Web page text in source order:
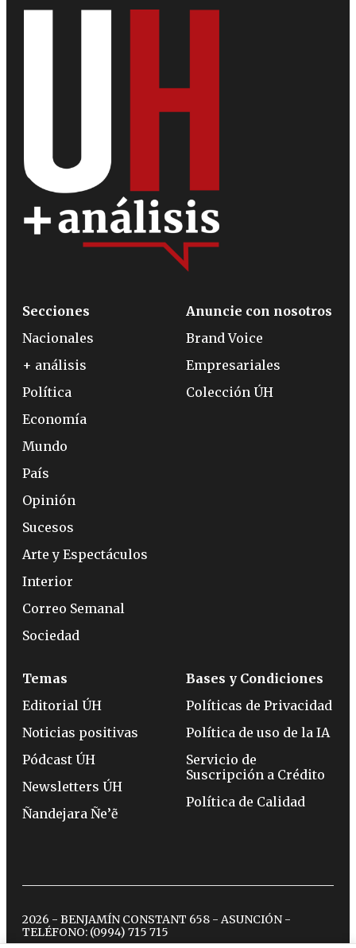
Secciones
Nacionales
+ análisis
Política
Economía
Mundo
País
Opinión
Sucesos
Arte y Espectáculos
Interior
Correo Semanal
Sociedad
Anuncie con nosotros
Brand Voice
Empresariales
Colección ÚH
Temas
Editorial ÚH
Noticias positivas
Pódcast ÚH
Newsletters ÚH
Ñandejara Ñe’ẽ
Bases y Condiciones
Políticas de Privacidad
Política de uso de la IA
Servicio de
Suscripción a Crédito
Política de Calidad
2026 - BENJAMÍN CONSTANT 658 - ASUNCIÓN -
TELÉFONO: (0994) 715 715